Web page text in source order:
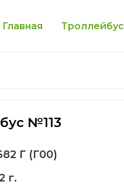
Главная Троллейбус
№113
Г (Г00)
г.